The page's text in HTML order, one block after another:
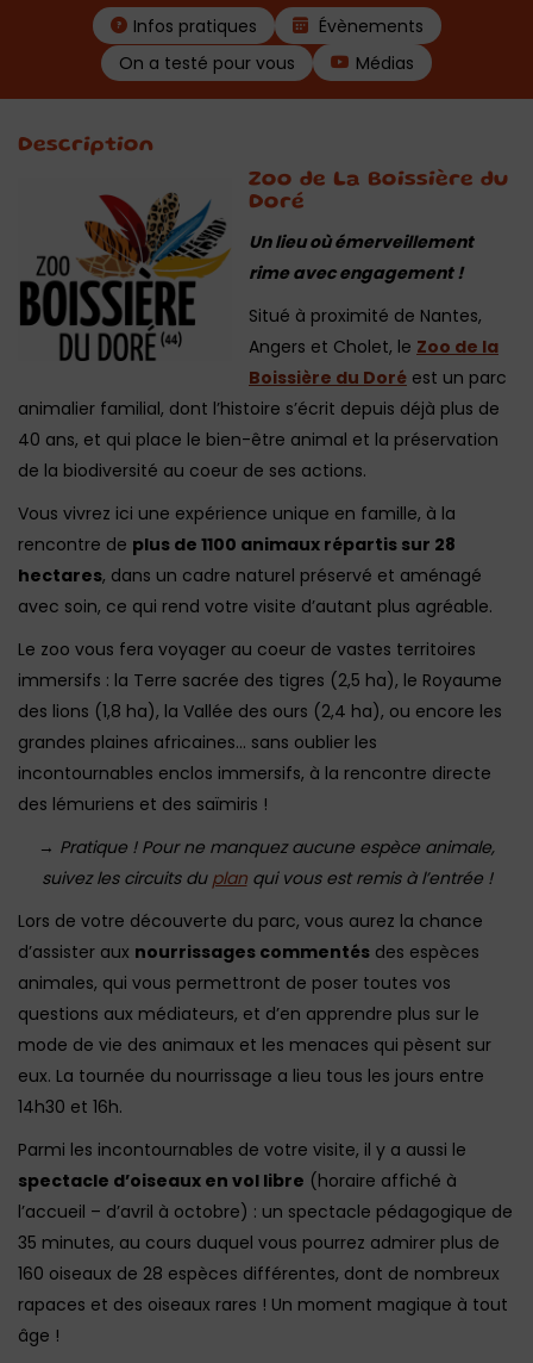
Infos pratiques
Évènements
On a testé pour vous
Médias
Description
Zoo de La Boissière du
Doré
Un lieu où émerveillement
rime avec engagement !
Situé à proximité de Nantes,
Angers et Cholet, le Zoo de la
Boissière du Doré est un parc
animalier familial, dont l’histoire s’écrit depuis déjà plus de
40 ans, et qui place le bien-être animal et la préservation
de la biodiversité au coeur de ses actions.
Vous vivrez ici une expérience unique en famille, à la
rencontre de plus de 1100 animaux répartis sur 28
hectares, dans un cadre naturel préservé et aménagé
avec soin, ce qui rend votre visite d’autant plus agréable.
Le zoo vous fera voyager au coeur de vastes territoires
immersifs : la Terre sacrée des tigres (2,5 ha), le Royaume
des lions (1,8 ha), la Vallée des ours (2,4 ha), ou encore les
grandes plaines africaines… sans oublier les
incontournables enclos immersifs, à la rencontre directe
des lémuriens et des saïmiris !
→ Pratique ! Pour ne manquez aucune espèce animale,
suivez les circuits du planqui vous est remis à l’entrée !
Lors de votre découverte du parc, vous aurez la chance
d’assister aux nourrissages commentés des espèces
animales, qui vous permettront de poser toutes vos
questions aux médiateurs, et d’en apprendre plus sur le
mode de vie des animaux et les menaces qui pèsent sur
eux. La tournée du nourrissage a lieu tous les jours entre
14h30 et 16h.
Parmi les incontournables de votre visite, il y a aussi le
spectacle d’oiseaux en vol libre (horaire affiché à
l’accueil – d’avril à octobre) : un spectacle pédagogique de
35 minutes, au cours duquel vous pourrez admirer plus de
160 oiseaux de 28 espèces différentes, dont de nombreux
rapaces et des oiseaux rares ! Un moment magique à tout
âge !